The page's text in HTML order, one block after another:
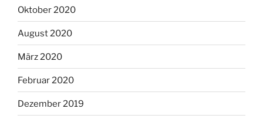
Oktober 2020
August 2020
März 2020
Februar 2020
Dezember 2019